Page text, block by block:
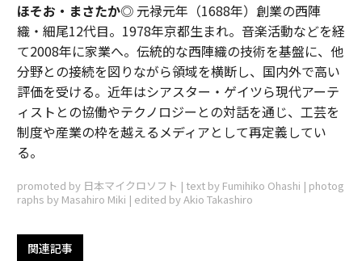
ほそお・まさたか◎ 元禄元年（1688年）創業の西陣
織・細尾12代目。1978年京都生まれ。音楽活動などを経
て2008年に家業へ。伝統的な西陣織の技術を基盤に、他
分野との接続を図りながら領域を横断し、国内外で高い
評価を受ける。近年はシアスター・ゲイツら現代アーテ
ィストとの協働やテクノロジーとの対話を通じ、工芸を
制度や産業の枠を越えるメディアとして再定義してい
る。
promoted by 日本マイクロソフト | text by Fumihiko Ohashi | photog
raphs by Masahiro Miki | edited by Akio Takashiro
関連記事